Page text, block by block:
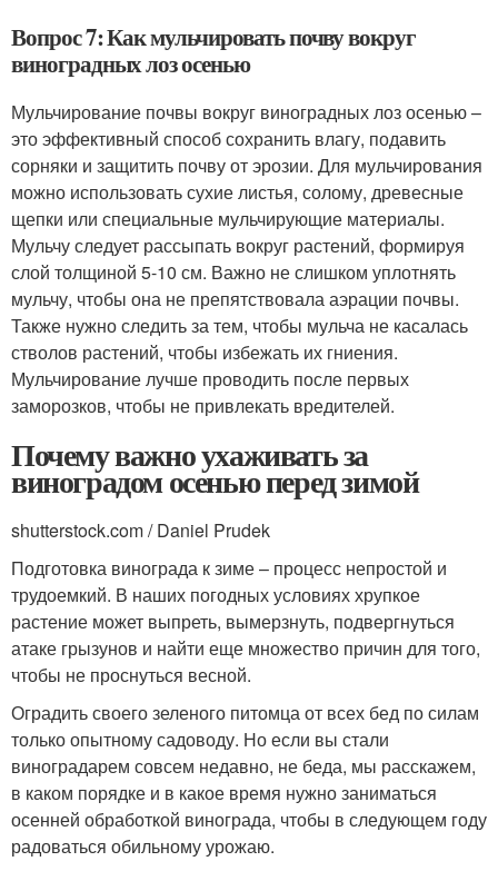
Вопрос 7: Как мульчировать почву вокруг
виноградных лоз осенью
Мульчирование почвы вокруг виноградных лоз осенью –
это эффективный способ сохранить влагу, подавить
сорняки и защитить почву от эрозии. Для мульчирования
можно использовать сухие листья, солому, древесные
щепки или специальные мульчирующие материалы.
Мульчу следует рассыпать вокруг растений, формируя
слой толщиной 5-10 см. Важно не слишком уплотнять
мульчу, чтобы она не препятствовала аэрации почвы.
Также нужно следить за тем, чтобы мульча не касалась
стволов растений, чтобы избежать их гниения.
Мульчирование лучше проводить после первых
заморозков, чтобы не привлекать вредителей.
Почему важно ухаживать за
виноградом осенью перед зимой
shutterstock.com / Daniel Prudek
Подготовка винограда к зиме – процесс непростой и
трудоемкий. В наших погодных условиях хрупкое
растение может выпреть, вымерзнуть, подвергнуться
атаке грызунов и найти еще множество причин для того,
чтобы не проснуться весной.
Оградить своего зеленого питомца от всех бед по силам
только опытному садоводу. Но если вы стали
виноградарем совсем недавно, не беда, мы расскажем,
в каком порядке и в какое время нужно заниматься
осенней обработкой винограда, чтобы в следующем году
радоваться обильному урожаю.